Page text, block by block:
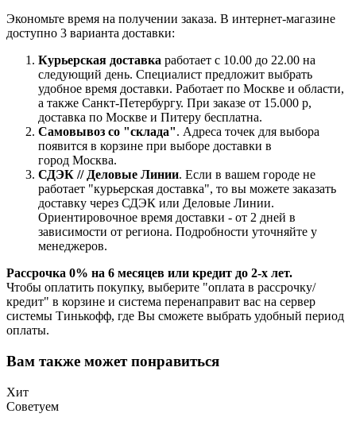
Экономьте время на получении заказа. В интернет-магазине
доступно 3 варианта доставки:
Курьерская доставка работает с 10.00 до 22.00 на
следующий день. Специалист предложит выбрать
удобное время доставки. Работает по Москве и области,
а также Санкт-Петербургу. При заказе от 15.000 р,
доставка по Москве и Питеру бесплатна.
Самовывоз со "склада". Адреса точек для выбора
появится в корзине при выборе доставки в
город Москва.
СДЭК // Деловые Линии. Если в вашем городе не
работает "курьерская доставка", то вы можете заказать
доставку через СДЭК или Деловые Линии.
Ориентировочное время доставки - от 2 дней в
зависимости от региона. Подробности уточняйте у
менеджеров.
Рассрочка 0% на 6 месяцев или кредит до 2-х лет.
Чтобы оплатить покупку, выберите "оплата в рассрочку/
кредит" в корзине и система перенаправит вас на сервер
системы Тинькофф, где Вы сможете выбрать удобный период
оплаты.
Вам также может понравиться
Хит
Советуем